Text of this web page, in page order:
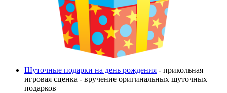
Шуточные подарки на день рождения - прикольная
игровая сценка - вручение оригинальных шуточных
подарков